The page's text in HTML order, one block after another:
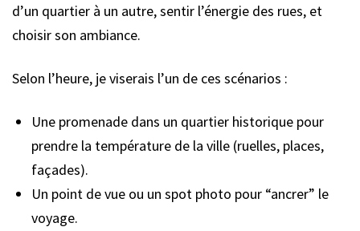
d’un quartier à un autre, sentir l’énergie des rues, et
choisir son ambiance.
Selon l’heure, je viserais l’un de ces scénarios :
Une promenade dans un quartier historique pour
prendre la température de la ville (ruelles, places,
façades).
Un point de vue ou un spot photo pour “ancrer” le
voyage.